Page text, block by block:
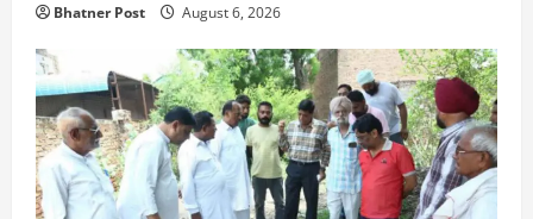
Bhatner Post August 6, 2026